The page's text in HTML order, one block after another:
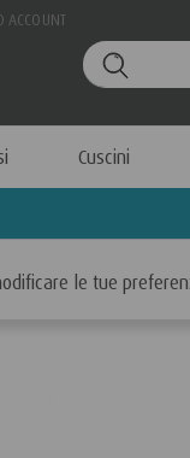
ACCOUNT
Cuscini
le tue